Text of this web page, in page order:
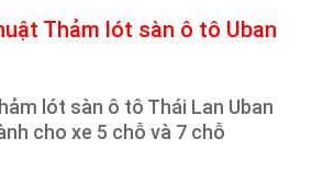
Thảm lót sàn ô tô Uban
lót sàn ô tô Thái Lan Uban
cho xe 5 chỗ và 7 chỗ